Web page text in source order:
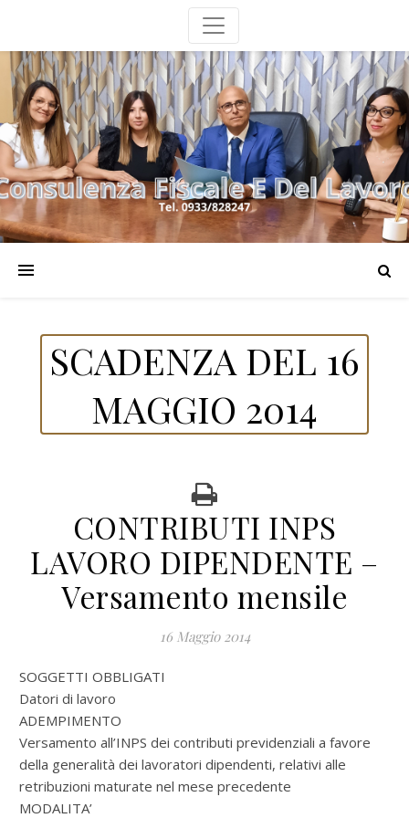
SCADENZA DEL 16
MAGGIO 2014
CONTRIBUTI INPS
LAVORO DIPENDENTE –
Versamento mensile
16 Maggio 2014
SOGGETTI OBBLIGATI
Datori di lavoro
ADEMPIMENTO
Versamento all’INPS dei contributi previdenziali a favore
della generalità dei lavoratori dipendenti, relativi alle
retribuzioni maturate nel mese precedente
MODALITA’